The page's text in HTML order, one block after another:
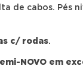
de cabos. Pés
c/ rodas.
NOVO em